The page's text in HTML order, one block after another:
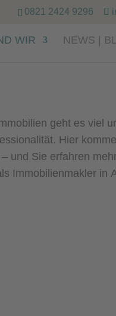
0821 2424 9296
WIR NEWS |
geht es viel
Hier
und Sie erfahren
Immobilienmakler in